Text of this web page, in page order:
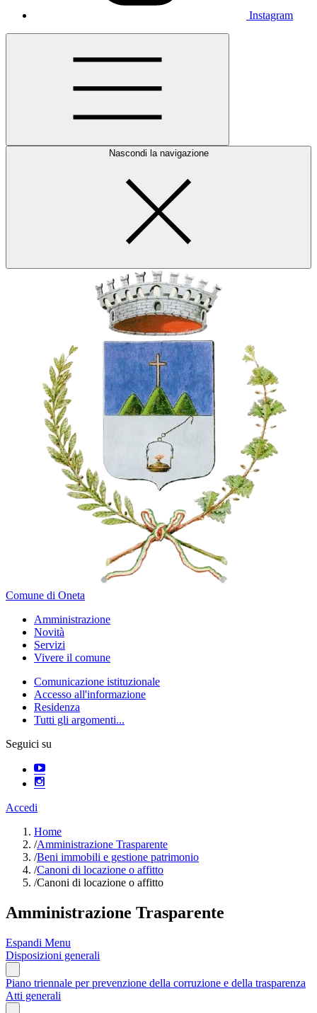
Instagram
Nascondi la navigazione
Comune di Oneta
Amministrazione
Novità
Servizi
Vivere il comune
Comunicazione istituzionale
Accesso all'informazione
Residenza
Tutti gli argomenti...
Seguici su
Accedi
Home
/Amministrazione Trasparente
/Beni immobili e gestione patrimonio
/Canoni di locazione o affitto
/Canoni di locazione o affitto
Amministrazione Trasparente
Espandi Menu
Disposizioni generali
Piano triennale per prevenzione della corruzione e della trasparenza
Atti generali